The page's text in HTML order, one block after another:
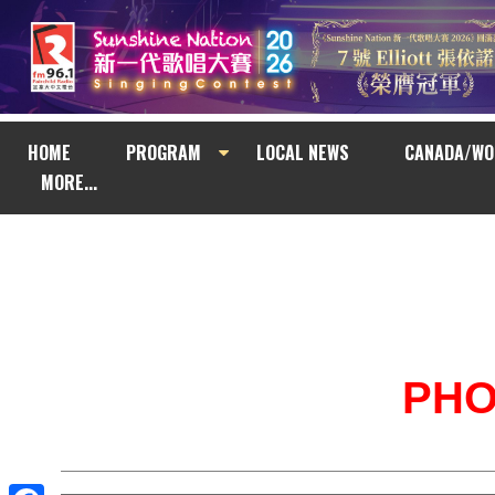
HOME PROGRAM LOCAL NEWS
CANADA/
MORE...